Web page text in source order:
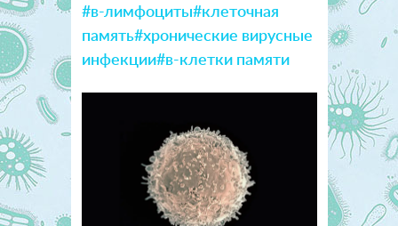
#в-лимфоциты#клеточная
память#хронические вирусные
инфекции#в-клетки памяти